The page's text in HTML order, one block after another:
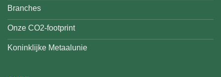
Branches
Onze CO2-footprint
Koninklijke Metaalunie